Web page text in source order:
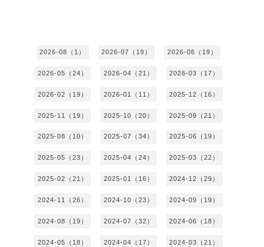
2026-08（1） 2026-07（19） 2026-06（19）
2026-05（24） 2026-04（21） 2026-03（17）
2026-02（19） 2026-01（11） 2025-12（16）
2025-11（19） 2025-10（20） 2025-09（21）
2025-08（10） 2025-07（34） 2025-06（19）
2025-05（23） 2025-04（24） 2025-03（22）
2025-02（21） 2025-01（16） 2024-12（29）
2024-11（26） 2024-10（23） 2024-09（19）
2024-08（19） 2024-07（32） 2024-06（18）
2024-05（18） 2024-04（17） 2024-03（21）